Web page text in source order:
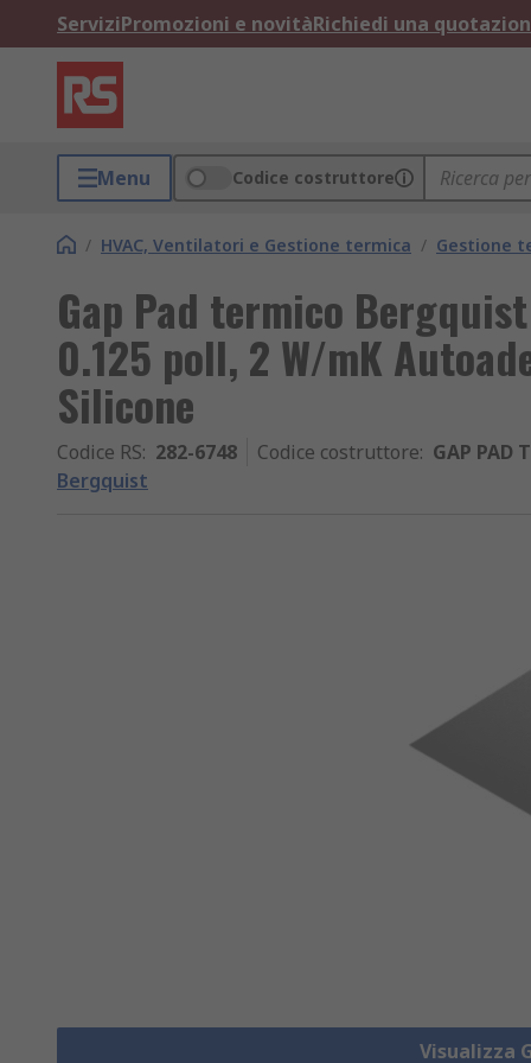
ServiziPromozioni e novitàRichiedi una
Menu Codice costruttore
/ HVAC, Ventilatori e Gestione termica / Gestione
Gap Pad termico
0.125 poll, 2 W/mK
Silicone
Codice RS: 282-6748 Codice costruttore: GAP PAD
Bergquist
Visualizza